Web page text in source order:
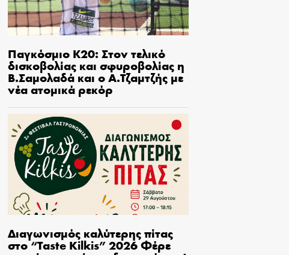
Παγκόσμιο Κ20: Στον τελικό
δισκοβολίας και σφυροβολίας η
Β.Σαμολαδά και ο Α.Τζαμτζής με
νέα ατομικά ρεκόρ
Διαγωνισμός καλύτερης πίτας
στο “Taste Kilkis” 2026 Φέρε